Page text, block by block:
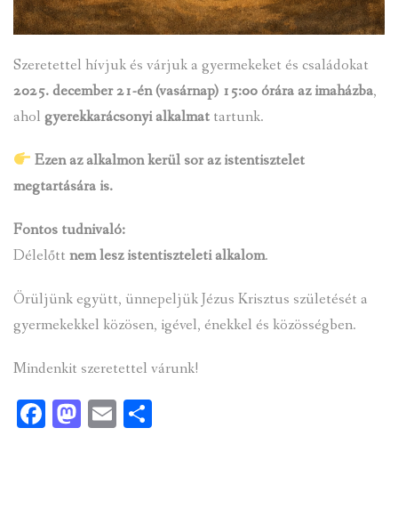
Szeretettel hívjuk és várjuk a gyermekeket és családokat
2025. december 21-én (vasárnap) 15:00 órára az imaházba,
ahol gyerekkarácsonyi alkalmat tartunk.
Ezen az alkalmon kerül sor az istentisztelet
megtartására is.
Fontos tudnivaló:
Délelőtt nem lesz istentiszteleti alkalom.
Örüljünk együtt, ünnepeljük Jézus Krisztus születését a
gyermekekkel közösen, igével, énekkel és közösségben.
Mindenkit szeretettel várunk!
Facebook
Mastodon
Email